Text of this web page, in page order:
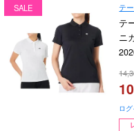
SALE テ
テ
ニ
ロ